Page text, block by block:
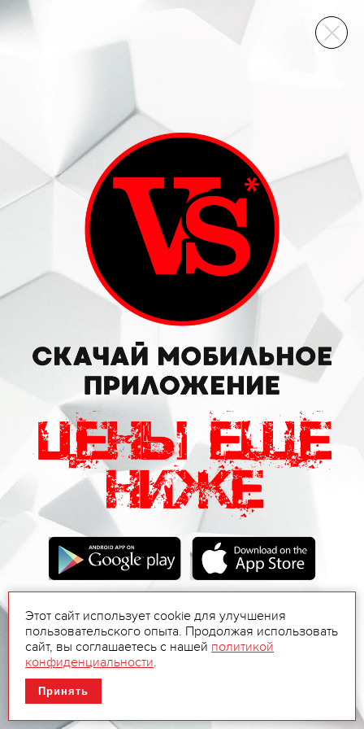
ВИННЫЙ СКЛАД
Этот сайт использует cookie для улучшения
пользовательского опыта. Продолжая использовать
сайт, вы соглашаетесь с нашей политикой
конфиденциальности.
Принять